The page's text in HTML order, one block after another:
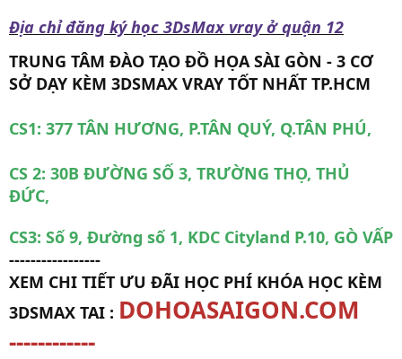
Địa chỉ đăng ký học 3DsMax vray ở quận 12
TRUNG TÂM ĐÀO TẠO ĐỒ HỌA SÀI GÒN - 3 CƠ
SỞ DẠY KÈM 3DSMAX VRAY TỐT NHẤT TP.HCM
CS1: 377 TÂN HƯƠNG, P.TÂN QUÝ, Q.TÂN PHÚ,
CS 2: 30B ĐƯỜNG SỐ 3, TRƯỜNG THỌ, THỦ
ĐỨC,
CS3: Số 9, Đường số 1, KDC Cityland P.10, GÒ VẤP
-----------------
XEM CHI TIẾT ƯU ĐÃI HỌC PHÍ KHÓA HỌC KÈM
3DSMAX TAI : DOHOASAIGON.COM
------------